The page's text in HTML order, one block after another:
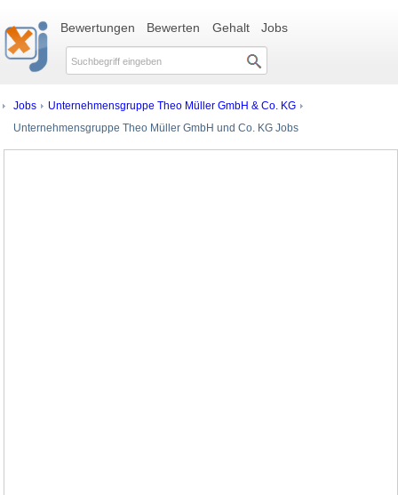
Bewertungen Bewerten Gehalt Jobs
Jobs Unternehmensgruppe Theo Müller GmbH & Co. KG
Unternehmensgruppe Theo Müller GmbH und Co. KG Jobs